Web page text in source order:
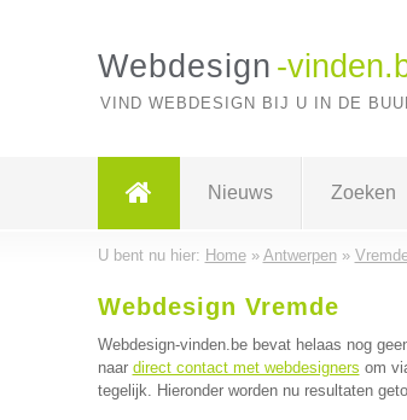
Webdesign -
VIND WEBDESIGN BIJ U IN DE
Nieuws Zoeken
U bent nu hier: Home» Antwerpen»
Webdesign Vremde
Webdesign-vinden.be bevat helaas nog
naar direct contact met webdesigners om
tegelijk. Hieronder worden nu resultaten